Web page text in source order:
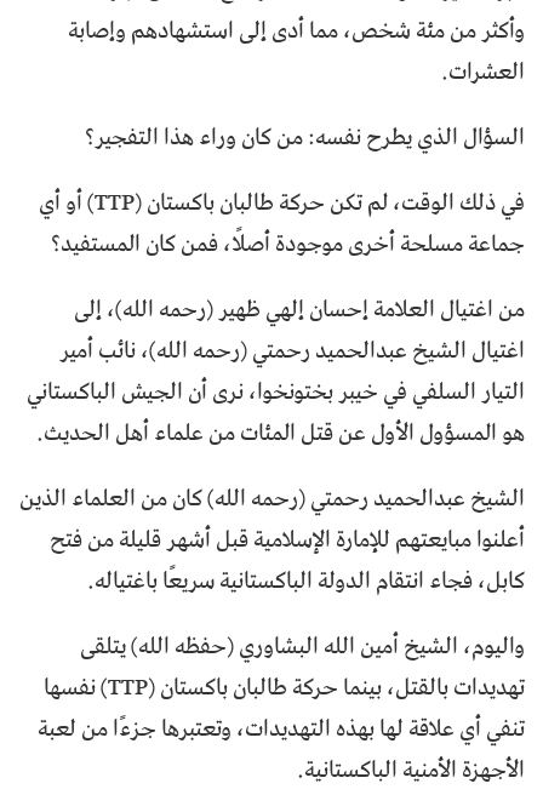
وأكثر من مئة شخص، مما أدى إلى استشهادهم وإصابة
العشرات.
السؤال الذي يطرح نفسه: من كان وراء هذا التفجير؟
في ذلك الوقت، لم تكن حركة طالبان باكستان (TTP) أو أي
جماعة مسلحة أخرى موجودة أصلًا، فمن كان المستفيد؟
من اغتيال العلامة إحسان إلهي ظهير (رحمه الله)، إلى
اغتيال الشيخ عبدالحميد رحمتي (رحمه الله)، نائب أمير
التيار السلفي في خيبر بختونخوا، نرى أن الجيش الباكستاني
هو المسؤول الأول عن قتل المئات من علماء أهل الحديث.
الشيخ عبدالحميد رحمتي (رحمه الله) كان من العلماء الذين
أعلنوا مبايعتهم للإمارة الإسلامية قبل أشهر قليلة من فتح
كابل، فجاء انتقام الدولة الباكستانية سريعًا باغتياله.
واليوم، الشيخ أمين الله البشاوري (حفظه الله) يتلقى
تهديدات بالقتل، بينما حركة طالبان باكستان (TTP) نفسها
تنفي أي علاقة لها بهذه التهديدات، وتعتبرها جزءًا من لعبة
الأجهزة الأمنية الباكستانية.